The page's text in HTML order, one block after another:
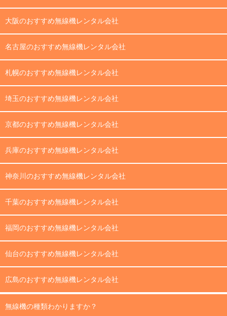
大阪のおすすめ無線機レンタル会社
名古屋のおすすめ無線機レンタル会社
札幌のおすすめ無線機レンタル会社
埼玉のおすすめ無線機レンタル会社
京都のおすすめ無線機レンタル会社
兵庫のおすすめ無線機レンタル会社
神奈川のおすすめ無線機レンタル会社
千葉のおすすめ無線機レンタル会社
福岡のおすすめ無線機レンタル会社
仙台のおすすめ無線機レンタル会社
広島のおすすめ無線機レンタル会社
無線機の種類わかりますか？